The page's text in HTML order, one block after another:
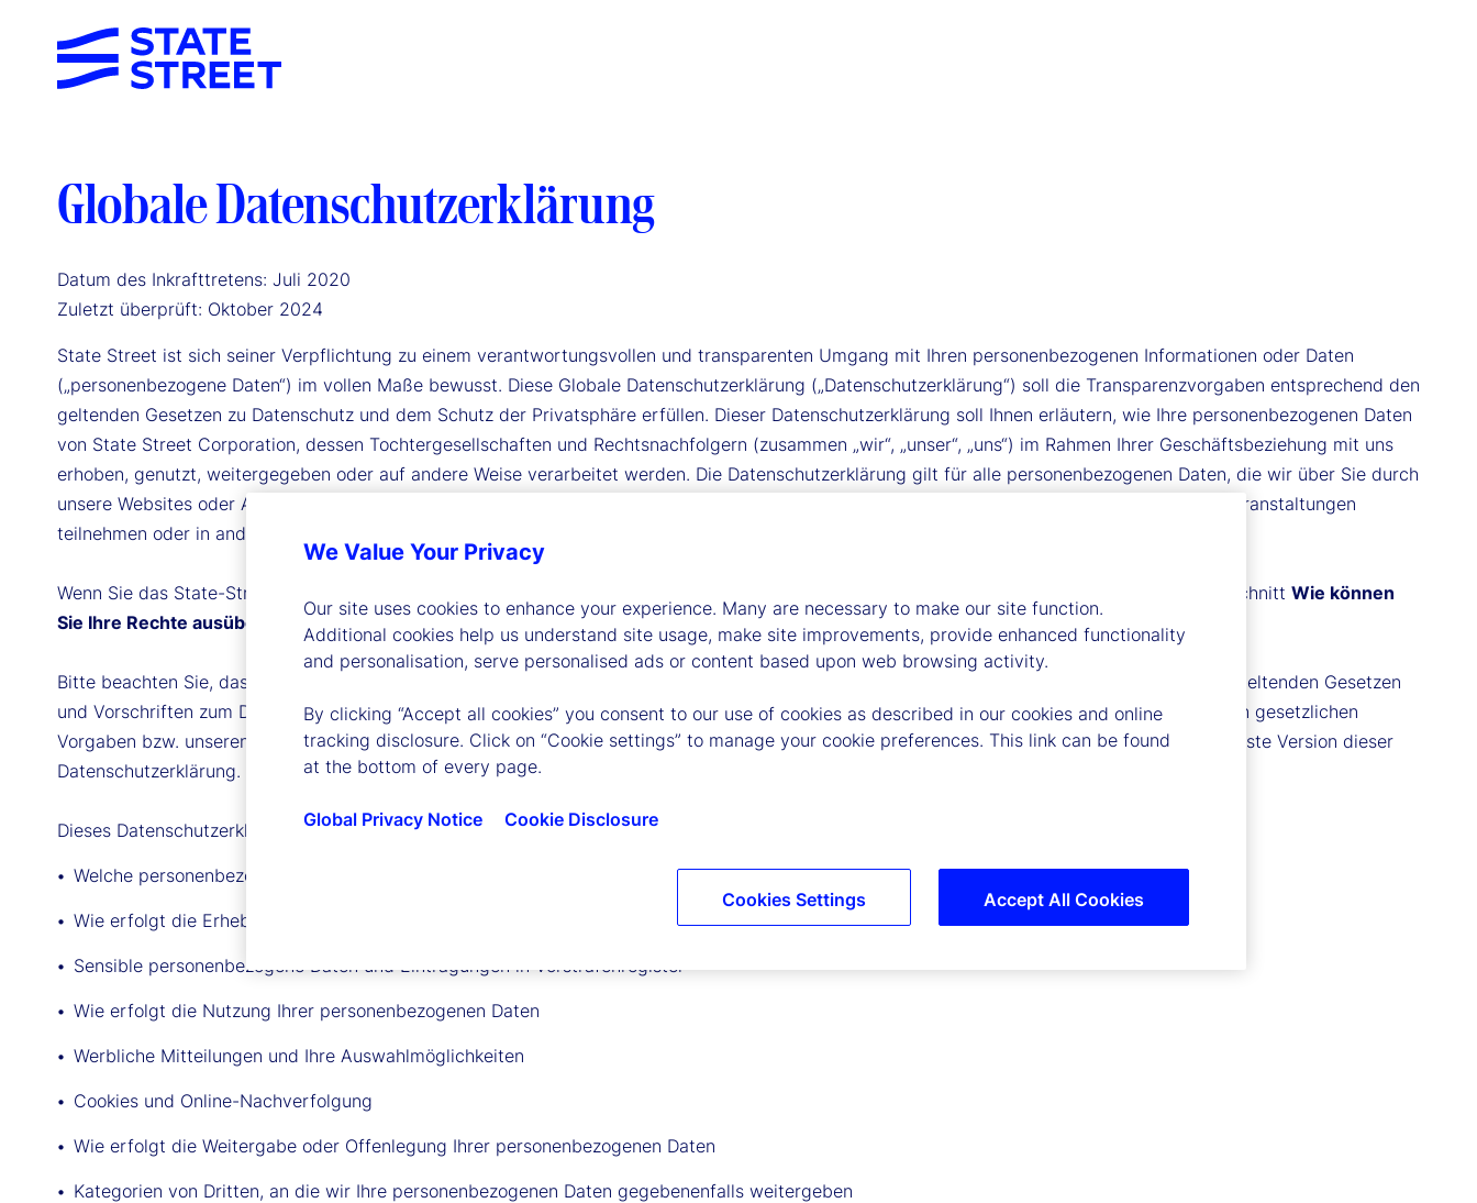
Globale Datenschutzerklärung
Datum des Inkrafttretens: Juli 2020
Zuletzt überprüft: Oktober 2024
State Street ist sich seiner Verpflichtung zu einem verantwortungsvollen und transparenten Umgang mit Ihren personenbezogenen Informationen oder Daten
(„personenbezogene Daten“) im vollen Maße bewusst. Diese Globale Datenschutzerklärung („Datenschutzerklärung“) soll die Transparenzvorgaben entsprechend den
geltenden Gesetzen zu Datenschutz und dem Schutz der Privatsphäre erfüllen. Dieser Datenschutzerklärung soll Ihnen erläutern, wie Ihre personenbezogenen Daten
von State Street Corporation, dessen Tochtergesellschaften und Rechtsnachfolgern (zusammen „wir“, „unser“, „uns“) im Rahmen Ihrer Geschäftsbeziehung mit uns
erhoben, genutzt, weitergegeben oder auf andere Weise verarbeitet werden. Die Datenschutzerklärung gilt für alle personenbezogenen Daten, die wir über Sie durch
unsere Websites oder Apps erheben, soweit Sie jene mithilfe Ihres Geräts (z. B. Mobiltelefon, Computer) aufrufen, wenn Sie etwa an unseren Veranstaltungen
teilnehmen oder in anderer Weise wie nachstehend beschrieben mit uns interagieren.
Wenn Sie das State-Street-Unternehmen kontaktieren möchten, die für den für Sie relevanten Dienst verantwortlich ist, lesen Sie bitte den Abschnitt Wie können
Sie Ihre Rechte ausüben bzw. mit uns Kontakt aufnehmen.
Bitte beachten Sie, dass in bestimmten Staaten oder Regionen Ausnahmen zu den Rechten, die wir hier nachstehend beschreiben, gemäß den geltenden Gesetzen
und Vorschriften zum Datenschutz bestehen. Wir nehmen regelmäßig Änderungen an dieser Datenschutzerklärung vor, um sie entsprechend den gesetzlichen
Vorgaben bzw. unseren geschäftlichen Abläufen auf dem neuesten Stand zu halten. Bitte prüfen Sie diese Seiten regelmäßig auf die jeweils neuste Version dieser
Datenschutzerklärung.
Dieses Datenschutzerklärung enthält die folgenden Abschnitte:
Welche personenbezogenen Daten können erhoben werden
Wie erfolgt die Erhebung Ihrer personenbezogenen Daten
Sensible personenbezogene Daten und Eintragungen in Vorstrafenregister
Wie erfolgt die Nutzung Ihrer personenbezogenen Daten
Werbliche Mitteilungen und Ihre Auswahlmöglichkeiten
Cookies und Online-Nachverfolgung
Wie erfolgt die Weitergabe oder Offenlegung Ihrer personenbezogenen Daten
Kategorien von Dritten, an die wir Ihre personenbezogenen Daten gegebenenfalls weitergeben
We Value Your Privacy
Our site uses cookies to enhance your experience. Many are necessary to make our site function.
Additional cookies help us understand site usage, make site improvements, provide enhanced functionality
and personalisation, serve personalised ads or content based upon web browsing activity.
By clicking “Accept all cookies” you consent to our use of cookies as described in our cookies and online
tracking disclosure. Click on “Cookie settings” to manage your cookie preferences. This link can be found
at the bottom of every page.
Global Privacy Notice Cookie Disclosure
Accept All Cookies
Cookies Settings